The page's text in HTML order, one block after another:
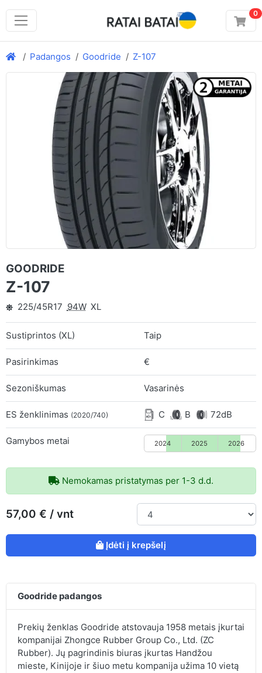
0
Padangos Goodride Z-107
GOODRIDE
Z-107
225/45R17 94W XL
Sustiprintos (XL) Taip
Pasirinkimas €
Sezoniškumas Vasarinės
ES ženklinimas (2020/740) C B 72dB
Gamybos metai 2024 2025 2026
Nemokamas pristatymas per 1-3 d.d.
57,00 € / vnt
Įdėti į krepšelį
Goodride padangos
Prekių ženklas Goodride atstovauja 1958 metais įkurtai
kompanijai Zhongce Rubber Group Co., Ltd. (ZC
Rubber). Jų pagrindinis biuras įkurtas Handžou
mieste, Kinijoje ir šiuo metu kompanija užima 10 vietą